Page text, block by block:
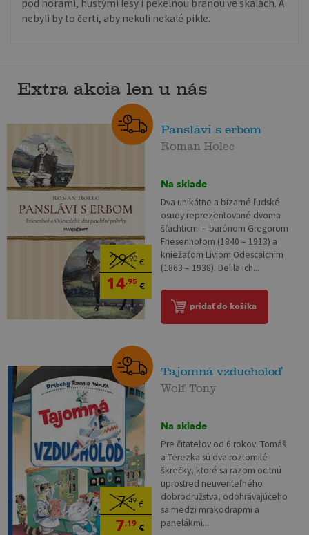
pod horami, hustými lesy i pekelnou branou ve skalách. A
nebyli by to čerti, aby nekuli nekalé pikle.
Extra akcia len u nás
29,90€
14,95€
Panslávi s erbom
Roman Holec
Na sklade
Dva unikátne a bizarné ľudské
osudy reprezentované dvoma
šľachticmi – barónom Gregorom
Friesenhofom (1840 – 1913) a
kniežaťom Liviom Odescalchim
(1863 – 1938). Delila ich...
pridať do košíka
7,49 €
7,19 €
Tajomná vzducholoď
Wolf Tony
Na sklade
Pre čitateľov od 6 rokov. Tomáš
a Terezka sú dva roztomilé
škrečky, ktoré sa razom ocitnú
uprostred neuveriteľného
dobrodružstva, odohrávajúceho
sa medzi mrakodrapmi a
panelákmi...